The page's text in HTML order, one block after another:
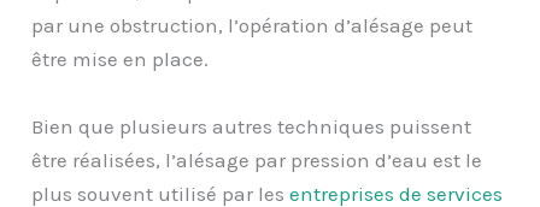
par une obstruction, l’opération d’alésage peut
être mise en place.
Bien que plusieurs autres techniques puissent
être réalisées, l’alésage par pression d’eau est le
plus souvent utilisé par lesentreprises de services